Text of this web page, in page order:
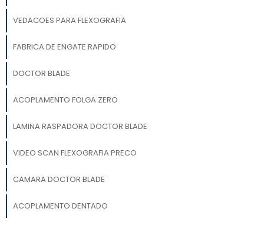
VEDACOES PARA FLEXOGRAFIA
FABRICA DE ENGATE RAPIDO
DOCTOR BLADE
ACOPLAMENTO FOLGA ZERO
LAMINA RASPADORA DOCTOR BLADE
VIDEO SCAN FLEXOGRAFIA PRECO
CAMARA DOCTOR BLADE
ACOPLAMENTO DENTADO